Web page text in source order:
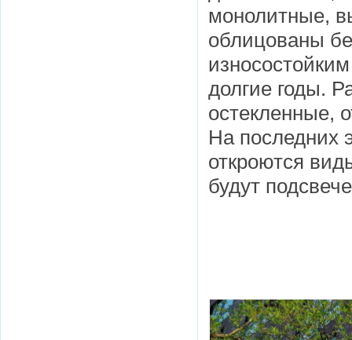
монолитные,
облицованы
долгие годы.
остекленные,
На последних
откроются
будут